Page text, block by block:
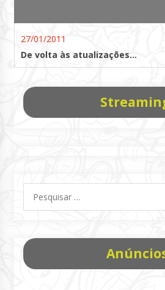
27/01/2011
De volta às atualizações…
por: